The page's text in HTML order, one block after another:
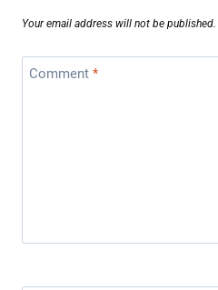
Your email address will not be published.
Comment *